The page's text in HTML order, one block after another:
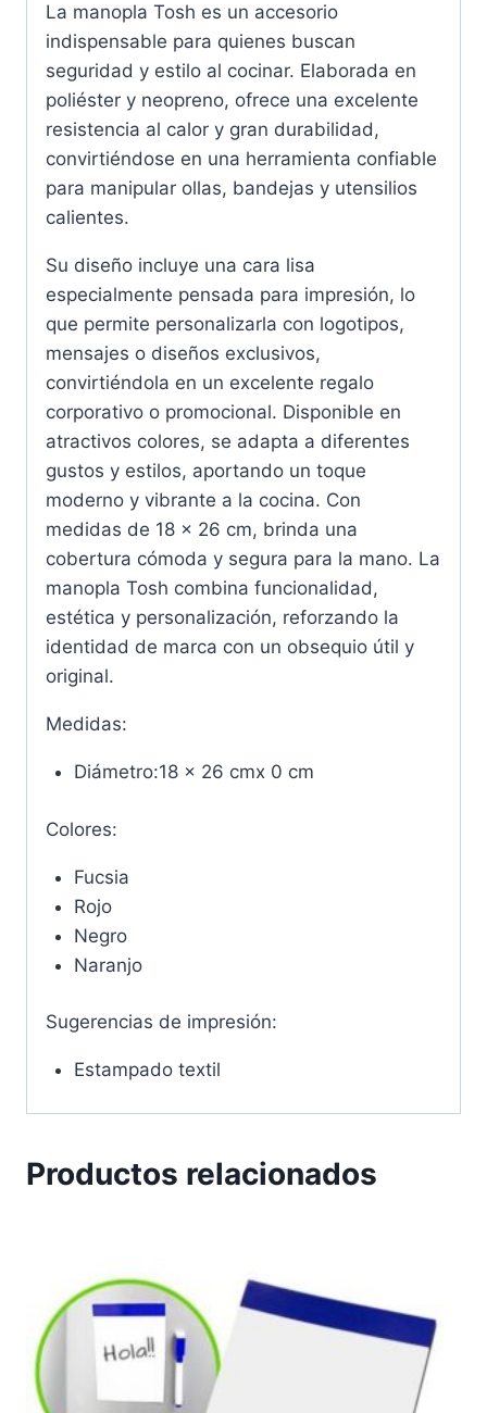
La manopla Tosh es un accesorio
indispensable para quienes buscan
seguridad y estilo al cocinar. Elaborada en
poliéster y neopreno, ofrece una excelente
resistencia al calor y gran durabilidad,
convirtiéndose en una herramienta confiable
para manipular ollas, bandejas y utensilios
calientes.
Su diseño incluye una cara lisa
especialmente pensada para impresión, lo
que permite personalizarla con logotipos,
mensajes o diseños exclusivos,
convirtiéndola en un excelente regalo
corporativo o promocional. Disponible en
atractivos colores, se adapta a diferentes
gustos y estilos, aportando un toque
moderno y vibrante a la cocina. Con
medidas de 18 x 26 cm, brinda una
cobertura cómoda y segura para la mano. La
manopla Tosh combina funcionalidad,
estética y personalización, reforzando la
identidad de marca con un obsequio útil y
original.
Medidas:
Diámetro:18 x 26 cmx 0 cm
Colores:
Fucsia
Rojo
Negro
Naranjo
Sugerencias de impresión:
Estampado textil
Productos relacionados